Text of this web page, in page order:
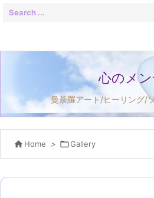
心のメ
曼荼羅アート/ヒーリング/
 Home > Gallery